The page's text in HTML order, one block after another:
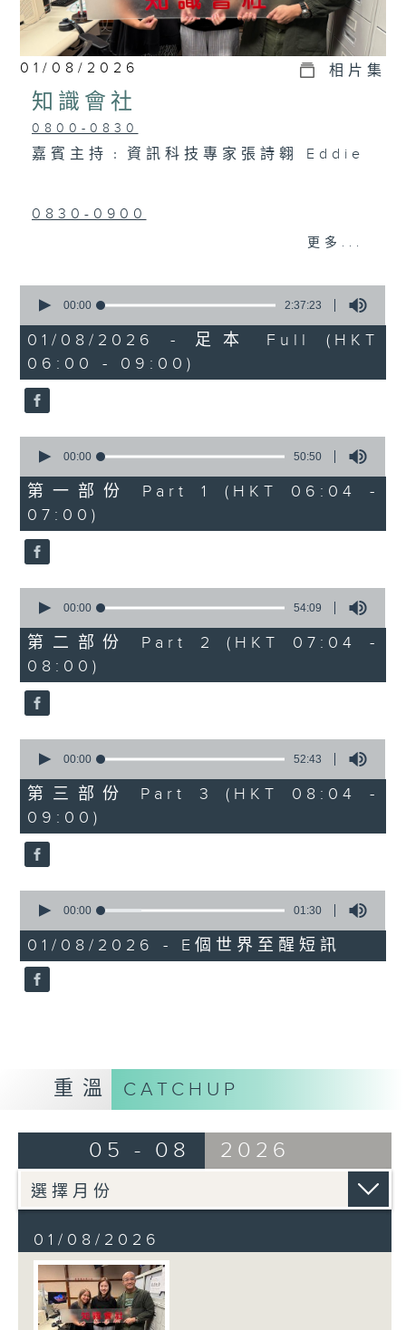
01/08/2026 相片集
知識會社
0800-0830
嘉賓主持﹕資訊科技專家張詩翱 Eddie
0830-0900
生
更多...
seconds
2
hours,
37
minutes,
23
seconds
00:00 2:37:23
01/08/2026 - 足本 Full (HKT
06:00 - 09:00)
seconds
50
minutes,
50
seconds
00:00 50:50
第一部份 Part 1 (HKT 06:04 -
07:00)
seconds
54
minutes,
9
seconds
00:00 54:09
第二部份 Part 2 (HKT 07:04 -
08:00)
seconds
52
minutes,
43
seconds
00:00 52:43
第三部份 Part 3 (HKT 08:04 -
09:00)
seconds
1
minute,
30
seconds
00:00 01:30
01/08/2026 - E個世界至醒短訊
重溫 CATCHUP
05 - 08 2026
01/08/2026